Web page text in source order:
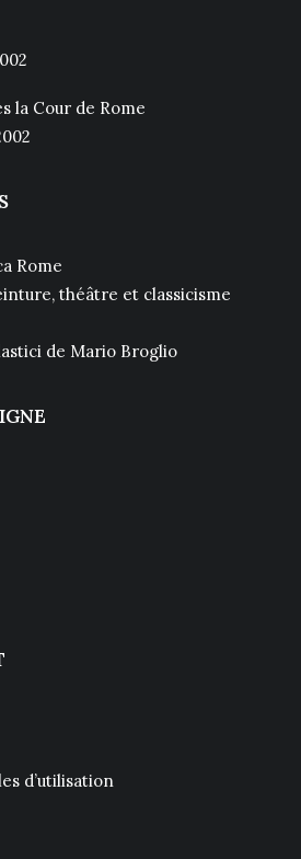
la Cour de Rome
Rome
théâtre et classicisme
de Mario Broglio
d’utilisation